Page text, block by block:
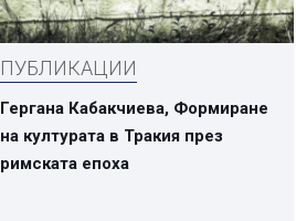
ПУБЛИКАЦИИ
Гергана Кабакчиева, Формиране
на културата в Тракия през
римската епоха